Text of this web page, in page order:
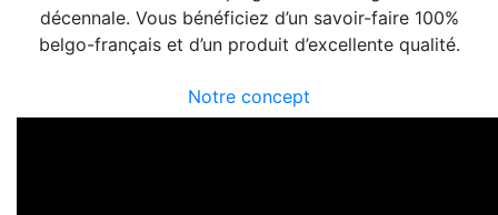
décennale. Vous bénéficiez d’un savoir-faire 100%
belgo-français et d’un produit d’excellente qualité.
Notre concept